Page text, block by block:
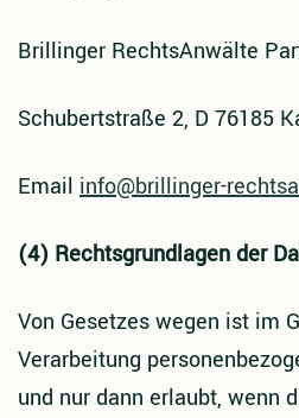
Brillinger RechtsAnwälte
Schubertstraße 2, D 76185
Email info@brillinger-
(4) Rechtsgrundlagen der
Von Gesetzes wegen ist im
Verarbeitung
und nur dann erlaubt, wenn